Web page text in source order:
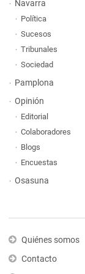
Navarra
Política
Sucesos
Tribunales
Sociedad
Pamplona
Opinión
Editorial
Colaboradores
Blogs
Encuestas
Osasuna
Quiénes somos
Contacto